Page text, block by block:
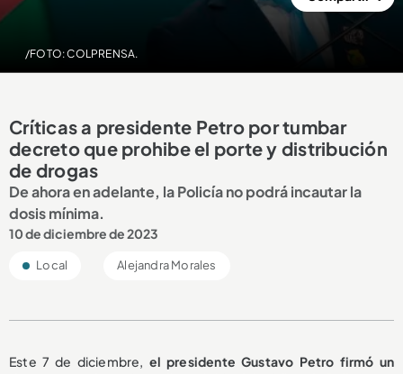
/FOTO: COLPRENSA.
Críticas a presidente Petro por tumbar
decreto que prohibe el porte y distribución
de drogas
De ahora en adelante, la Policía no podrá incautar la
dosis mínima.
10 de diciembre de 2023
Local Alejandra Morales
Este 7 de diciembre, el presidente Gustavo Petro firmó un